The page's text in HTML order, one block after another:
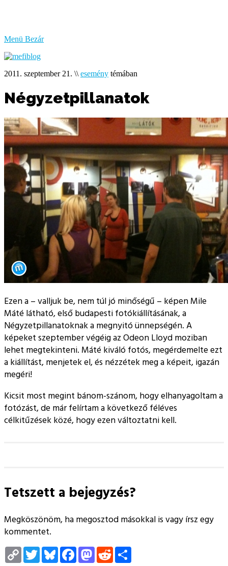
Menü Bezár
2011. szeptember 21. \\ esemény témában
Négyzetpillanatok
Ezen a – valljuk be, nem túl jó minőségű – képen Mile
Máté látható, első budapesti fotókiállításának, a
Négyzetpillanatoknak a megnyitó ünnepségén. A
képeket szeptember végéig az Odeon Lloyd moziban
lehet megtekinteni. Máté kiváló fotós, megérdemelte ezt
a kiállítást, menjetek el, és nézzétek meg a képeit, igazán
megéri!
Kicsit most megint bánom-szánom, hogy elhanyagoltam a
fotózást, de már felírtam a következő féléves
célkitűzések közé, hogy ezen változtatni kell.
Tetszett a bejegyzés?
Megköszönöm, ha megosztod másokkal is vagy írsz egy
kommentet.
Copy
Link
TwitterBlueskyFacebookMastodon
Reddit